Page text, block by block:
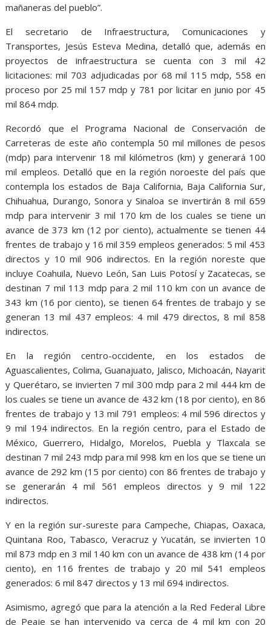
mañaneras del pueblo”.
El secretario de Infraestructura, Comunicaciones y
Transportes, Jesús Esteva Medina, detalló que, además en
proyectos de infraestructura se cuenta con 3 mil 42
licitaciones: mil 703 adjudicadas por 68 mil 115 mdp, 558 en
proceso por 25 mil 157 mdp y 781 por licitar en junio por 45
mil 864 mdp.
Recordó que el Programa Nacional de Conservación de
Carreteras de este año contempla 50 mil millones de pesos
(mdp) para intervenir 18 mil kilómetros (km) y generará 100
mil empleos. Detalló que en la región noroeste del país que
contempla los estados de Baja California, Baja California Sur,
Chihuahua, Durango, Sonora y Sinaloa se invertirán 8 mil 659
mdp para intervenir 3 mil 170 km de los cuales se tiene un
avance de 373 km (12 por ciento), actualmente se tienen 44
frentes de trabajo y 16 mil 359 empleos generados: 5 mil 453
directos y 10 mil 906 indirectos. En la región noreste que
incluye Coahuila, Nuevo León, San Luis Potosí y Zacatecas, se
destinan 7 mil 113 mdp para 2 mil 110 km con un avance de
343 km (16 por ciento), se tienen 64 frentes de trabajo y se
generan 13 mil 437 empleos: 4 mil 479 directos, 8 mil 858
indirectos.
En la región centro-occidente, en los estados de
Aguascalientes, Colima, Guanajuato, Jalisco, Michoacán, Nayarit
y Querétaro, se invierten 7 mil 300 mdp para 2 mil 444 km de
los cuales se tiene un avance de 432 km (18 por ciento), en 86
frentes de trabajo y 13 mil 791 empleos: 4 mil 596 directos y
9 mil 194 indirectos. En la región centro, para el Estado de
México, Guerrero, Hidalgo, Morelos, Puebla y Tlaxcala se
destinan 7 mil 243 mdp para mil 998 km en los que se tiene un
avance de 292 km (15 por ciento) con 86 frentes de trabajo y
se generarán 4 mil 561 empleos directos y 9 mil 122
indirectos.
Y en la región sur-sureste para Campeche, Chiapas, Oaxaca,
Quintana Roo, Tabasco, Veracruz y Yucatán, se invierten 10
mil 873 mdp en 3 mil 140 km con un avance de 438 km (14 por
ciento), en 116 frentes de trabajo y 20 mil 541 empleos
generados: 6 mil 847 directos y 13 mil 694 indirectos.
Asimismo, agregó que para la atención a la Red Federal Libre
de Peaje se han intervenido ya cerca de 4 mil km con 20